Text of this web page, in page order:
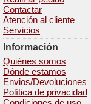
Contactar
Atención al cliente
Servicios
Información
Quiénes somos
Dónde estamos
Envios/Devoluciones
Política de privacidad